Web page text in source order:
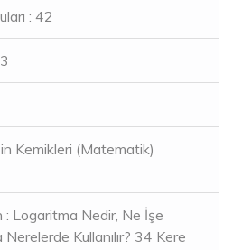
: 42
Kemikleri (Matematik)
: Logaritma Nedir, Ne İşe
Kullanılır? 34 Kere